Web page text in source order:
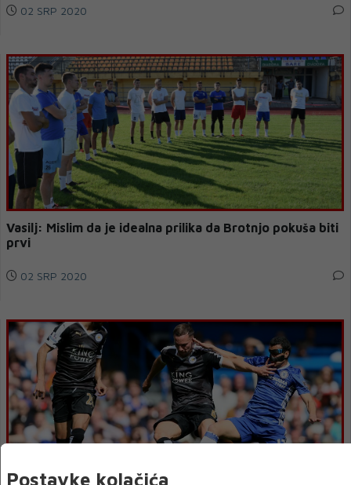
02 SRP 2020
Vasilj: Mislim da je idealna prilika da Brotnjo pokuša biti
prvi
02 SRP 2020
Postavke kolačića